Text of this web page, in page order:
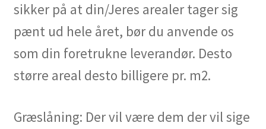
sikker på at din/Jeres arealer tager sig
pænt ud hele året, bør du anvende os
som din foretrukne leverandør. Desto
større areal desto billigere pr. m2.
Græslåning: Der vil være dem der vil sige